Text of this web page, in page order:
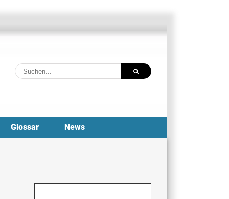
Suche
nach:
Glossar News